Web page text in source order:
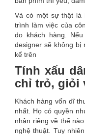
Và có một sự thật là
trình làm việc của
do khách hàng.
designer sẽ không bị
kể trên
Tính xấu
chỉ trỏ, giỏi
Khách hàng vốn dĩ
nhất. Họ có quyền
nhận riêng về thế
nghệ thuật. Tuy